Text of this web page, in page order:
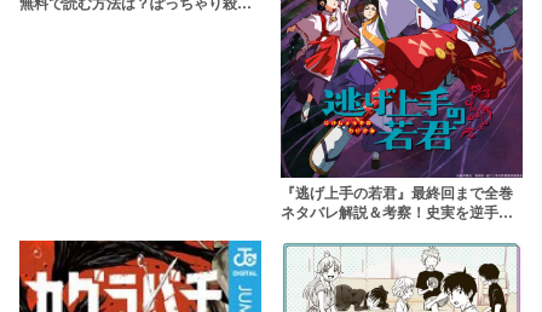
『逃げ上手の若君』最終回まで全巻
ネタバレ解説＆考察！史実を逆手に